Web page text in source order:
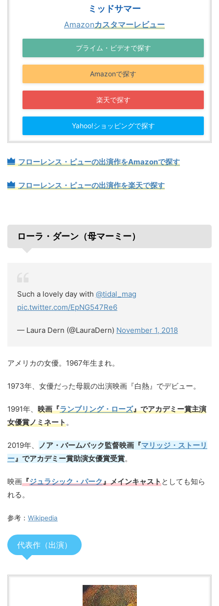
ミッドサマー
Amazonカスタマーレビュー
プライム・ビデオで探す
Amazonで探す
楽天で探す
Yahoo!ショッピングで探す
フローレンス・ピューの出演作をAmazonで探す
フローレンス・ピューの出演作を楽天で探す
ローラ・ダーン（母マーミー）
Such a lovely day with @tidal_mag
pic.twitter.com/EpNG547Re6
— Laura Dern (@LauraDern) November 1, 2018
アメリカの女優。1967年生まれ。
1973年、女優だった母親の出演映画『白熱』でデビュー。
1991年、 映画『ランブリング・ローズ』でアカデミー賞主演
女優賞ノミネート。
2019年、 ノア・バームバック監督映画『マリッジ・ストーリ
ー 』でアカデミー賞助演女優賞受賞。
映画『ジュラシック・パーク』メインキャストとしても知ら
れる。
参考： Wikipedia
代表作（出演）